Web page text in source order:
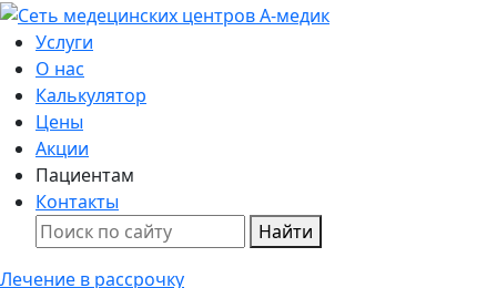
Услуги
О нас
Калькулятор
Цены
Акции
Пациентам
Контакты
Найти
Лечение в рассрочку